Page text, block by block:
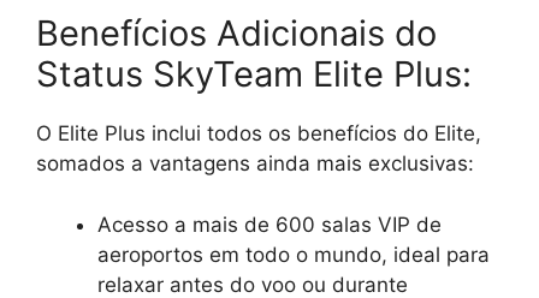
Benefícios Adicionais do
Status SkyTeam Elite Plus:
O Elite Plus inclui todos os benefícios do Elite,
somados a vantagens ainda mais exclusivas:
Acesso a mais de 600 salas VIP de
aeroportos em todo o mundo, ideal para
relaxar antes do voo ou durante